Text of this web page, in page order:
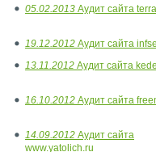
05.02.2013 Аудит сайта
19.12.2012 Аудит сайта
13.11.2012 Аудит сайта
16.10.2012 Аудит сайта
14.09.2012 Аудит сайта
www.yatolich.ru